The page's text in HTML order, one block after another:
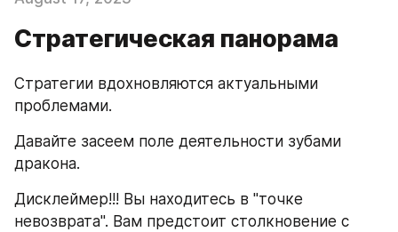
Стратегическая панорама
Стратегии вдохновляются актуальными
проблемами.
Давайте засеем поле деятельности зубами
дракона.
Дисклеймер!!! Вы находитесь в "точке
невозврата". Вам предстоит столкновение с